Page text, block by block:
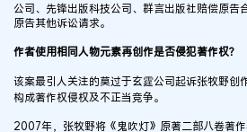
公司、先锋出版科技公司、群言出版社赔偿原告
原告其他诉讼请求。
作者使用相同人物元素再创作是否侵犯著作权？
该案最引人关注的莫过于玄霆公司起诉张牧野创
构成著作权侵权及不正当竞争。
2007年，张牧野将《鬼吹灯》原著二部八卷著